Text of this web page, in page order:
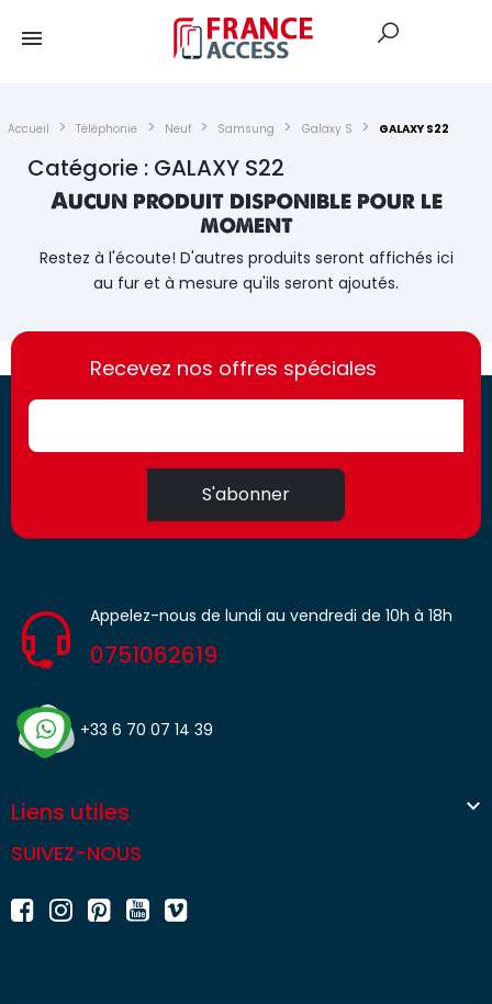
Accueil Téléphonie Neuf Samsung Galaxy S GALAXY S22
Catégorie : GALAXY S22
Aucun produit disponible pour le
moment
Restez à l'écoute! D'autres produits seront affichés ici
au fur et à mesure qu'ils seront ajoutés.
https://france-
access.fr
https://france-
access.fr
Recevez nos offres spéciales
S'abonner
Appelez-nous de lundi au vendredi de 10h à 18h
0751062619
+33 6 70 07 14 39
Liens utiles 
SUIVEZ-NOUS